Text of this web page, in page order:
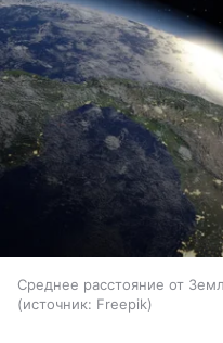
Среднее расстояние от
источник: Freepik